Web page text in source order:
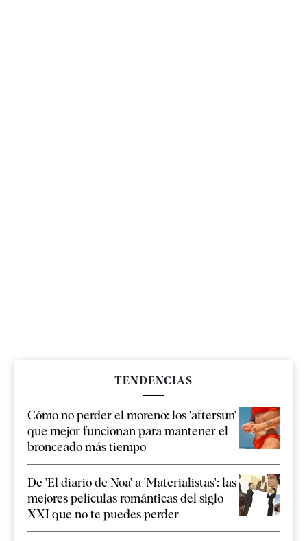
TENDENCIAS
Cómo no perder el moreno: los 'aftersun'
que mejor funcionan para mantener el
bronceado más tiempo
De 'El diario de Noa' a 'Materialistas': las
mejores películas románticas del siglo
XXI que no te puedes perder